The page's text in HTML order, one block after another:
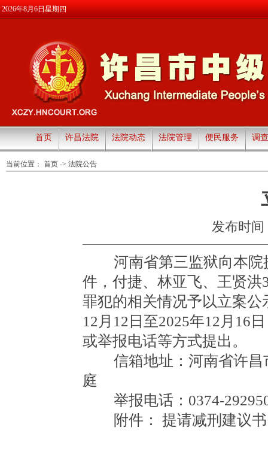
2026年8月6日星期四
首页 许昌法院 法院动态 法院管理 便民服务 调
当前位置： 首页 -> 法院公告
发布时间
河南省第三监狱向本院
件，付捷、林亚飞、王贤
罪犯的相关情况予以立案
12月12日至2025年12月16
或举报电话等方式提出。
信箱地址：河南省许昌
庭
举报电话：0374-
附件：
提请减刑建议书